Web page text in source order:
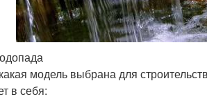
модель выбрана для
в себя: